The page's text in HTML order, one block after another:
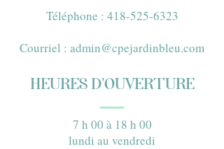
Téléphone : 418-525-6323​
Courriel : admin@cpejardinbleu.com
HEURES D'OUVERTURE
7 h 00 à 18 h 00
lundi au vendredi